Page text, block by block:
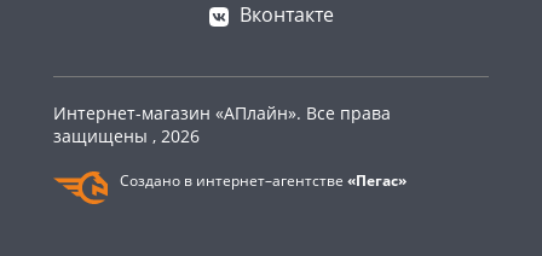
Вконтакте
Интернет-магазин «АПлайн». Все права
защищены , 2026
Создано в интернет–агентстве «Пегас»